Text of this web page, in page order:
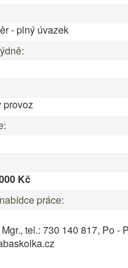
- plný úvazek
provoz
Kč
práce:
tel.: 730 140 817, Po -